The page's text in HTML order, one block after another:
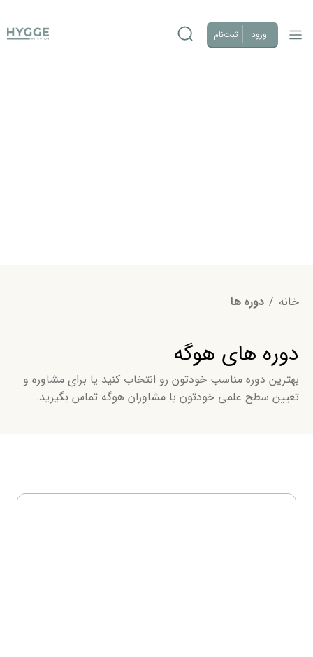
ثبت‌نام ورود
خانه / دوره ها
دوره های هوگه
بهترین دوره مناسب خودتون رو انتخاب کنید یا برای مشاوره و
تعیین سطح علمی خودتون با مشاوران هوگه تماس بگیرید.